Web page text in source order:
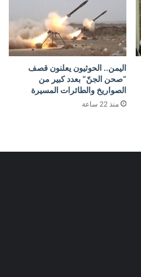
اليمن.. الحوثيون يعلنون قصف
“صحن الجنّ” بعدد كبير من
الصواريخ والطائرات المسيرة
منذ 22 ساعة